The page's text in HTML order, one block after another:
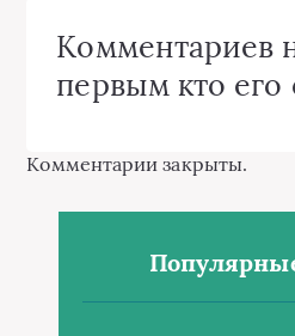
Комментариев
первым кто его
Комментарии закрыты.